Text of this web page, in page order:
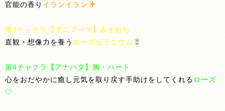
官能の香り イランイラン
第3チャクラ【マニプーラ】みぞおち
直観・想像力を養う ローズゼラニウム
第4チャクラ【アナハタ】胸・ハート
心をおだやかに癒し元気を取り戻す手助けをしてくれる ローズ
♡